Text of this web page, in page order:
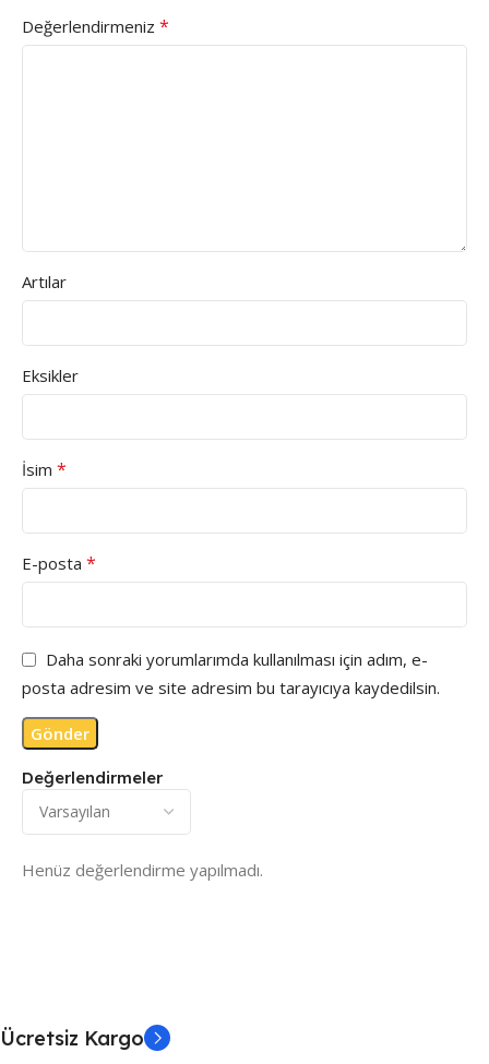
Değerlendirmeler
Henüz değerlendirme yapılmadı.
Değerlendirmeniz *
Artılar
Eksikler
İsim *
E-posta *
Daha sonraki yorumlarımda kullanılması için adım, e-
posta adresim ve site adresim bu tarayıcıya kaydedilsin.
Ücretsiz Kargo